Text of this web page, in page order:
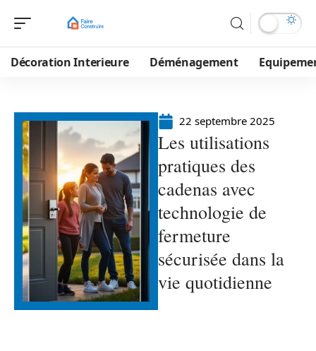
Décoration Interieure Déménagement
22 septembre 2025
Les utilisations
pratiques des
cadenas avec
technologie de
fermeture
sécurisée dans la
vie quotidienne